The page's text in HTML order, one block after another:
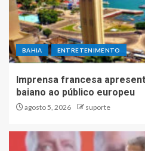
BAHIA ENTRETENIMENTO
Imprensa francesa
baiano ao público europeu
agosto 5, 2026 suporte